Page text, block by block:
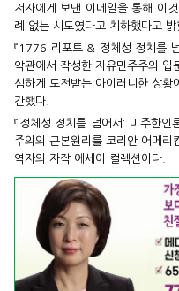
저자에게 보낸 이메일을 통해 이
례 없는 시도였다고 치하했다고 밝
『1776 리포트 & 정체성 정치를
악관에서 작성한 자유민주주의 입
심하게 도전받는 아이러니한 상
간했다.
『정체성 정치를 넘어서: 미주한인
주의의 근본원리를 코리안 어메리
역자의 자작 에세이 컬렉션이다.